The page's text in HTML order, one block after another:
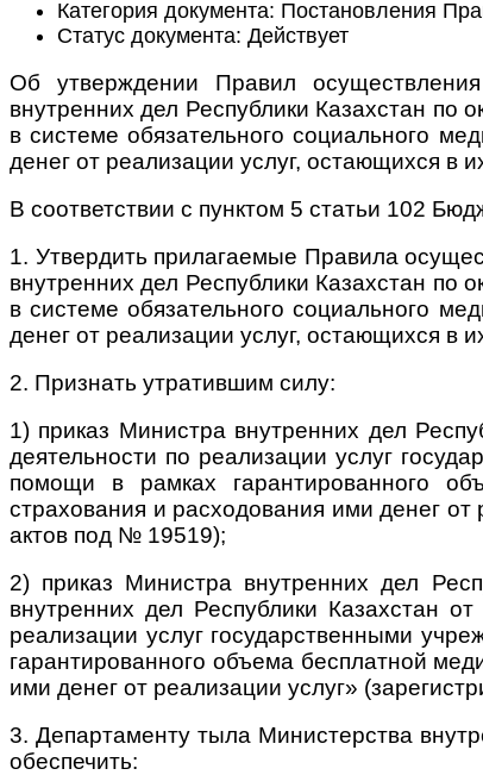
Категория документа: Постановления
Статус документа: Действует
Об утверждении Правил
внутренних дел Республики Казахстан
в системе обязательного социального
денег от реализации услуг, остающихся в
В соответствии с пунктом 5 статьи 102
1. Утвердить прилагаемые Правила
внутренних дел Республики Казахстан
в системе обязательного социального
денег от реализации услуг, остающихся в
2. Признать утратившим силу:
1) приказ Министра внутренних дел
деятельности по реализации услуг
помощи в рамках гарантированного
страхования и расходования ими денег
актов под № 19519);
2) приказ Министра внутренних дел
внутренних дел Республики Казахстан
реализации услуг государственными
гарантированного объема бесплатной
ими денег от реализации услуг»
3. Департаменту тыла Министерства
обеспечить: